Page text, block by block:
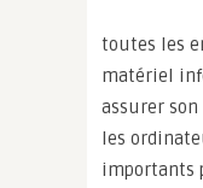
toutes les
matériel
assurer
les
importants